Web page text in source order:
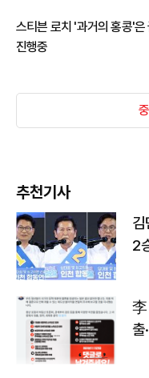
스티븐 로치 '과거의 홍콩'
진행중
추천기사
김
2
李
출